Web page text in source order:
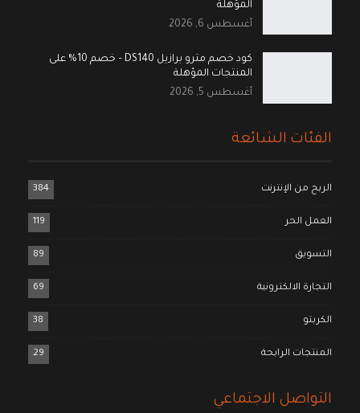
المؤهلة
أغسطس 6, 2026
كود خصم مترو برازيل DS140 – خصم 10% على
المنتجات المؤهلة
أغسطس 5, 2026
الفئات الشائعة
الربح من الإنترنت 384
العمل الحر 119
التسويق 89
التجارة الالكترونية 69
الكربتو 38
المنتجات الرابحة 29
التواصل الاجتماعي